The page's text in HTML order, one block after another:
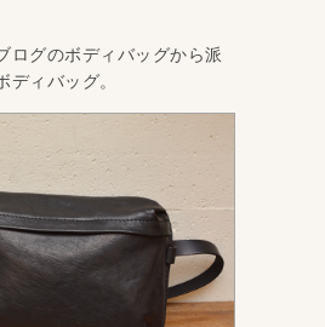
ログのボディバッグから派
ディバッグ。